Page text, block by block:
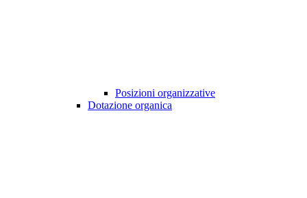
Posizioni organizzative
Dotazione organica